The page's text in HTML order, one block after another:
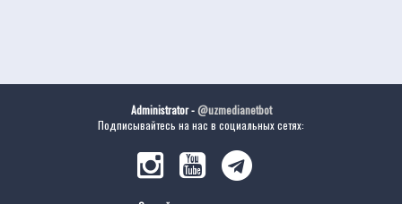
Administrator -@uzmedianetbot
Подписывайтесь на нас в социальных сетях: